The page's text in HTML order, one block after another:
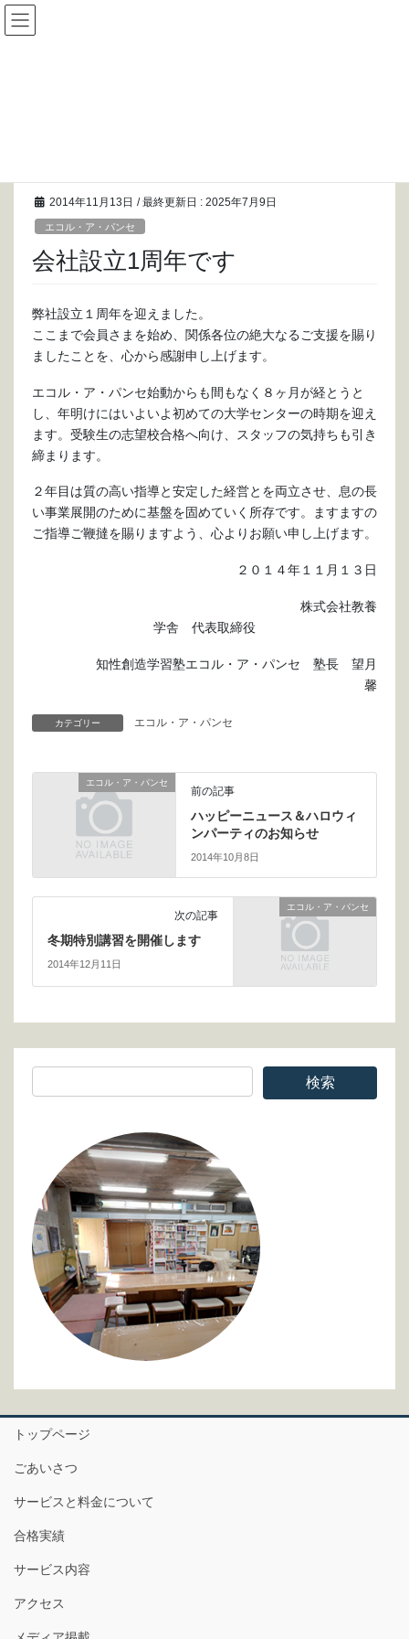
コ
ン
ナ
ビ
動
2014年11月13日 / 最終更新日 : 2025年7月9日
エコル・ア・パンセ
会社設立1周年です
弊社設立１周年を迎えました。
ここまで会員さまを始め、関係各位の絶大なるご支援を賜り
ましたことを、心から感謝申し上げます。
エコル・ア・パンセ始動からも間もなく８ヶ月が経とうと
し、年明けにはいよいよ初めての大学センターの時期を迎え
ます。受験生の志望校合格へ向け、スタッフの気持ちも引き
締まります。
２年目は質の高い指導と安定した経営とを両立させ、息の長
い事業展開のために基盤を固めていく所存です。ますますの
ご指導ご鞭撻を賜りますよう、心よりお願い申し上げます。
２０１４年１１月１３日
株式会社教養
学舎 代表取締役
知性創造学習塾エコル・ア・パンセ 塾長 望月
馨
カテゴリー エコル・ア・パンセ
エコル・ア・パンセ
前の記事
ハッピーニュース＆ハロウィ
ンパーティのお知らせ
2014年10月8日
エコル・ア・パンセ
次の記事
冬期特別講習を開催します
2014年12月11日
トップページ
ごあいさつ
サービスと料金について
合格実績
サービス内容
アクセス